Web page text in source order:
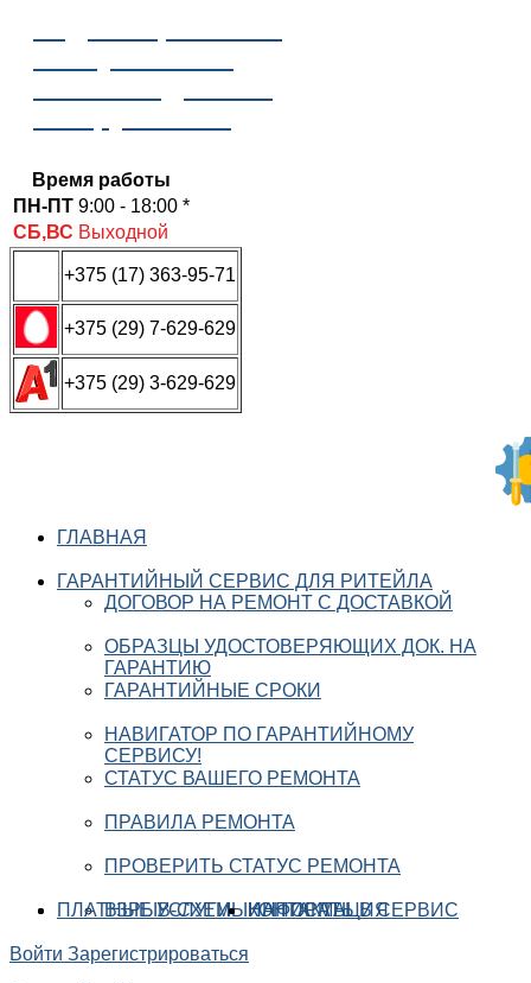
Время работы
ПН-ПТ 9:00 - 18:00 *
СБ,ВС Выходной
+375 (17) 363-95-71
+375 (29) 7-629-629
+375 (29) 3-629-629
ГЛАВНАЯ
ГАРАНТИЙНЫЙ СЕРВИС ДЛЯ РИТЕЙЛА
ДОГОВОР НА РЕМОНТ С ДОСТАВКОЙ
ОБРАЗЦЫ УДОСТОВЕРЯЮЩИХ ДОК. НА
ГАРАНТИЮ
ГАРАНТИЙНЫЕ СРОКИ
НАВИГАТОР ПО ГАРАНТИЙНОМУ
СЕРВИСУ!
СТАТУС ВАШЕГО РЕМОНТА
ПРАВИЛА РЕМОНТА
ПРОВЕРИТЬ СТАТУС РЕМОНТА
ПЛАТНЫЕ УСЛУГИ ИНФОРМАЦИЯ
ВЗРЫВ-СХЕМЫ КОНТАКТЫ
НАПИСАТЬ В СЕРВИС
Войти Зарегистрироваться